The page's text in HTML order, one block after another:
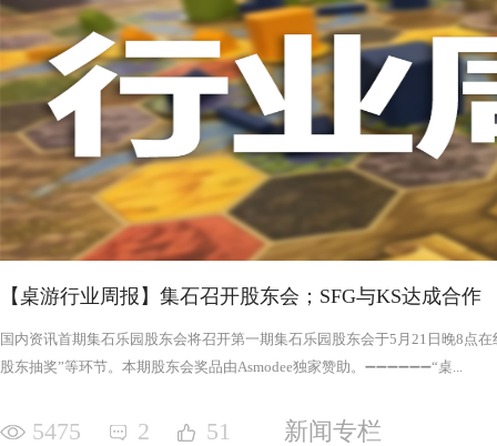
【桌游行业周报】集石召开股东会；SFG与KS达成合作
国内资讯首期集石乐园股东会将召开第一期集石乐园股东会于5月21日晚8点
股东抽奖”等环节。本期股东会奖品由Asmodee独家赞助。➖➖➖➖➖➖“桌...
5475 2 51 新闻专栏